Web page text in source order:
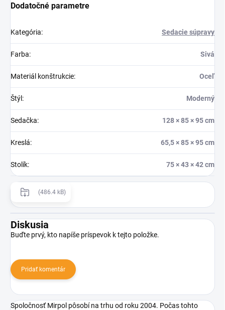
Dodatočné parametre
Kategória: Sedacie súpravy
Farba: Sivá
Materiál konštrukcie: Oceľ
Štýl : Moderný
Sedačka: 128 × 85 × 95 cm
Kreslá: 65,5 × 85 × 95 cm
Stolík: 75 × 43 × 42 cm
(486.4 kB)
Diskusia
Buďte prvý, kto napíše príspevok k tejto položke.
Pridať komentár
Spoločnosť Mirpol pôsobí na trhu od roku 2004. Počas tohto